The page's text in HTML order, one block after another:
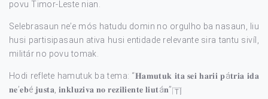
povu Timor-Leste nian.
Selebrasaun ne’e mós hatudu domin no orgulho ba nasaun, liu
husi partisipasaun ativa husi entidade relevante sira tantu sivíl,
militár no povu tomak.
Hodi reflete hamutuk ba tema: “𝐇𝐚𝐦𝐮𝐭𝐮𝐤 𝐢𝐭𝐚 𝐬𝐞𝐢 𝐡𝐚𝐫𝐢𝐢 𝐩á𝐭𝐫𝐢𝐚 𝐢𝐝𝐚
𝐧𝐞’𝐞𝐛é 𝐣𝐮𝐬𝐭𝐚, 𝐢𝐧𝐤𝐥𝐮𝐳𝐢𝐯𝐚 𝐧𝐨 𝐫𝐞𝐳𝐢𝐥𝐢𝐞𝐧𝐭𝐞 𝐥𝐢𝐮𝐭á𝐧”